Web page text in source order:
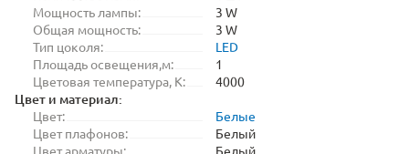
Мощность лампы:
3 W
Общая мощность:
3 W
Тип цоколя:
LED
Площадь освещения,м:
1
Цветовая температура, K:
4000
Цвет и материал:
Цвет:
Белые
Цвет плафонов:
Белый
Цвет арматуры:
Белый